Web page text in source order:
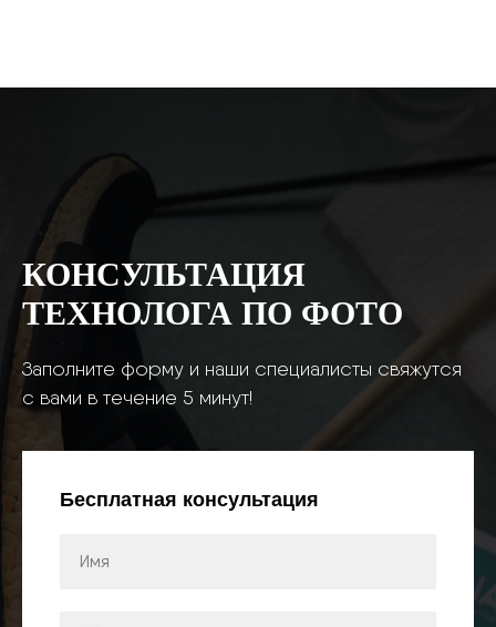
КОНСУЛЬТАЦИЯ
ТЕХНОЛОГА ПО ФОТО
Заполните форму и наши специалисты свяжутся
с вами в течение 5 минут!
Бесплатная консультация